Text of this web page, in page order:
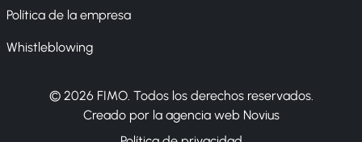
Política de la empresa
Whistleblowing
© 2026 FIMO. Todos los derechos reservados.
Creado por la agencia web Novius